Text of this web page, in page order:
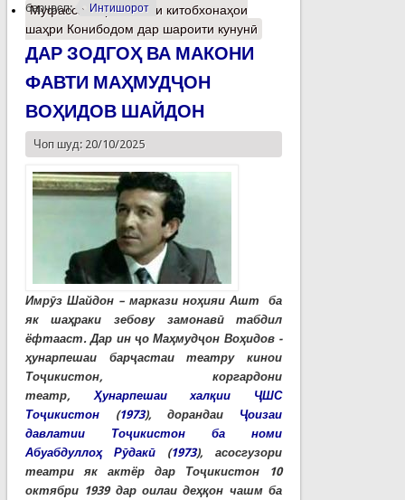
барчасп: Интишорот
Муфассалтаро Вазъи китобхонаҳои
шаҳри Конибодом дар шароити кунунӣ
ДАР ЗОДГОҲ ВА МАКОНИ
ФАВТИ МАҲМУДҶОН
ВОҲИДОВ ШАЙДОН
Чоп шуд: 20/10/2025
Имрӯз Шайдон – маркази ноҳияи Ашт ба
як шаҳраки зебову замонавӣ табдил
ёфтааст. Дар ин ҷо Маҳмудҷон Воҳидов -
ҳунарпешаи барҷастаи театру кинои
Тоҷикистон, коргардони
театр,Ҳунарпешаи халқии ҶШС
Тоҷикистон(1973), дорандаи Ҷоизаи
давлатии Тоҷикистон ба номи
Абуабдуллоҳ Рӯдакӣ(1973), асосгузори
театри як актёр дар Тоҷикистон 10
октябри 1939 дар оилаи деҳқон чашм ба